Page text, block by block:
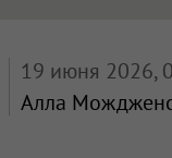
19 июня 2026,
Алла